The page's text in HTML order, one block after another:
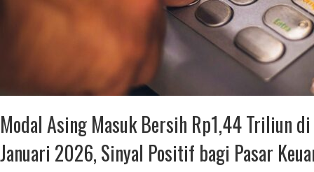
Modal Asing Masuk Bersih Rp1,44 Triliun
Januari 2026, Sinyal Positif bagi Pasar